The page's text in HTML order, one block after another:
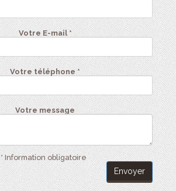
Votre E-mail *
Votre téléphone *
Votre message
* Information obligatoire
Envoyer